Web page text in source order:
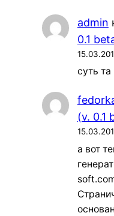
admin
0.1
суть
(v. 0.1
а вот